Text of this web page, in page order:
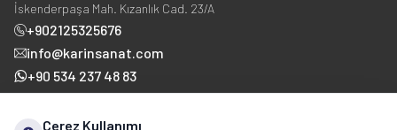
İskenderpaşa Mah. Kızanlık Cad. 23/A
+902125325676
info@karinsanat.com
+90 534 237 48 83
Çerez Kullanımı